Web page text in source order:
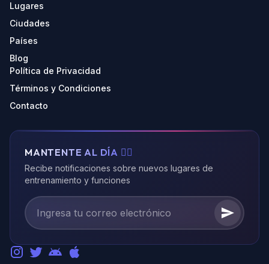
Lugares
Ciudades
Países
Blog
Política de Privacidad
Términos y Condiciones
Contacto
MANTENTE AL DÍA 🏃‍♂️
Recibe notificaciones sobre nuevos lugares de
entrenamiento y funciones